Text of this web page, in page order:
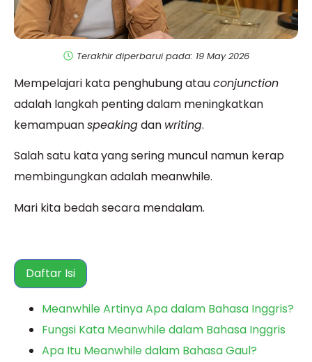
Terakhir diperbarui pada: 19 May 2026
Mempelajari kata penghubung atauconjunction
adalah langkah penting dalam meningkatkan
kemampuanspeakingdan writing.
Salah satu kata yang sering muncul namun kerap
membingungkan adalah meanwhile.
Mari kita bedah secara mendalam.
Daftar Isi
Meanwhile Artinya Apa dalam Bahasa Inggris?
Fungsi Kata Meanwhile dalam Bahasa Inggris
Apa Itu Meanwhile dalam Bahasa Gaul?